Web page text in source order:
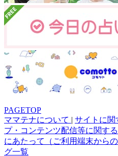
PAGETOP
ママテナについて | サイトに関
プ・コンテンツ配信等に関す
にあたって（ご利用端末から
グ一覧